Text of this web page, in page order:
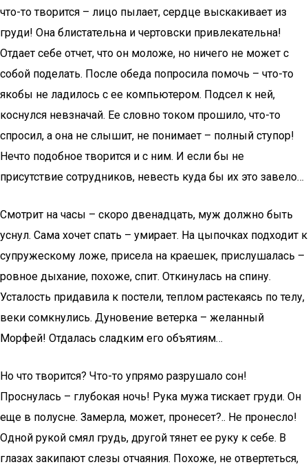
что-то творится – лицо пылает, сердце выскакивает из
груди! Она блистательна и чертовски привлекательна!
Отдает себе отчет, что он моложе, но ничего не может с
собой поделать. После обеда попросила помочь – что-то
якобы не ладилось с ее компьютером. Подсел к ней,
коснулся невзначай. Ее словно током прошило, что-то
спросил, а она не слышит, не понимает – полный ступор!
Нечто подобное творится и с ним. И если бы не
присутствие сотрудников, невесть куда бы их это завело…
Смотрит на часы – скоро двенадцать, муж должно быть
уснул. Сама хочет спать – умирает. На цыпочках подходит к
супружескому ложе, присела на краешек, прислушалась –
ровное дыхание, похоже, спит. Откинулась на спину.
Усталость придавила к постели, теплом растекаясь по телу,
веки сомкнулись. Дуновение ветерка – желанный
Морфей! Отдалась сладким его объятиям…
Но что творится? Что-то упрямо разрушало сон!
Проснулась – глубокая ночь! Рука мужа тискает груди. Он
еще в полусне. Замерла, может, пронесет?.. Не пронесло!
Одной рукой смял грудь, другой тянет ее руку к себе. В
глазах закипают слезы отчаяния. Похоже, не отвертеться,